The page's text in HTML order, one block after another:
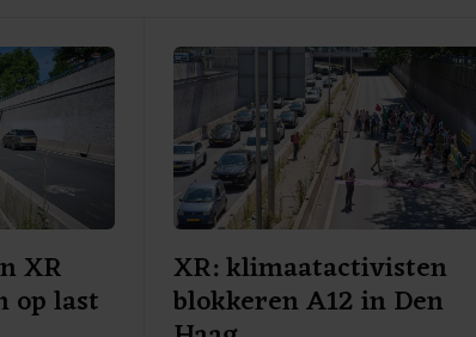
XR
op last
XR: klimaatactivisten
blokkeren A12 in Den